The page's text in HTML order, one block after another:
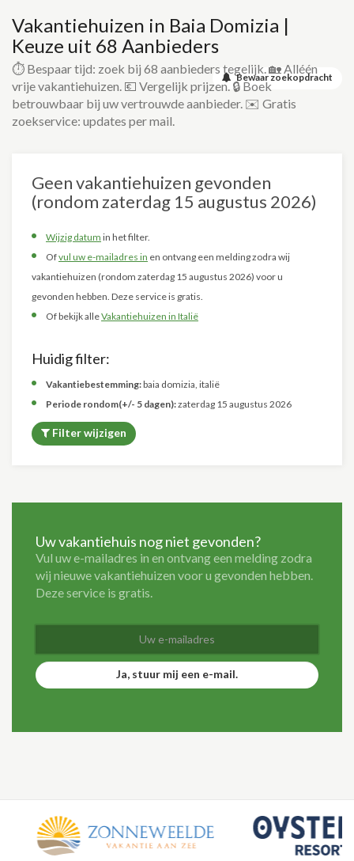
Bewaar zoekopdracht
Vakantiehuizen in Baia Domizia |
Keuze uit 68 Aanbieders
⏱️ Bespaar tijd: zoek bij 68 aanbieders tegelijk. 🏡 Alléén
vrije vakantiehuizen. 💶 Vergelijk prijzen. 🔒 Boek
betrouwbaar bij uw vertrouwde aanbieder. ✉️ Gratis
zoekservice: updates per mail.
Geen vakantiehuizen gevonden
(rondom zaterdag 15 augustus 2026)
Wijzig datum in het filter.
Ofvul uw e-mailadres in en ontvang een melding zodra wij
vakantiehuizen (rondom zaterdag 15 augustus 2026) voor u
gevonden hebben. Deze service is gratis.
Of bekijk alleVakantiehuizen in Italië
Huidig filter:
Vakantiebestemming:baia domizia, italië
Periode rondom(+/- 5 dagen):zaterdag 15 augustus 2026
Filter wijzigen
Uw vakantiehuis nog niet gevonden?
Vul uw e-mailadres in en ontvang een melding zodra
wij nieuwe vakantiehuizen voor u gevonden hebben.
Deze service is gratis.
Ja, stuur mij een e-mail.